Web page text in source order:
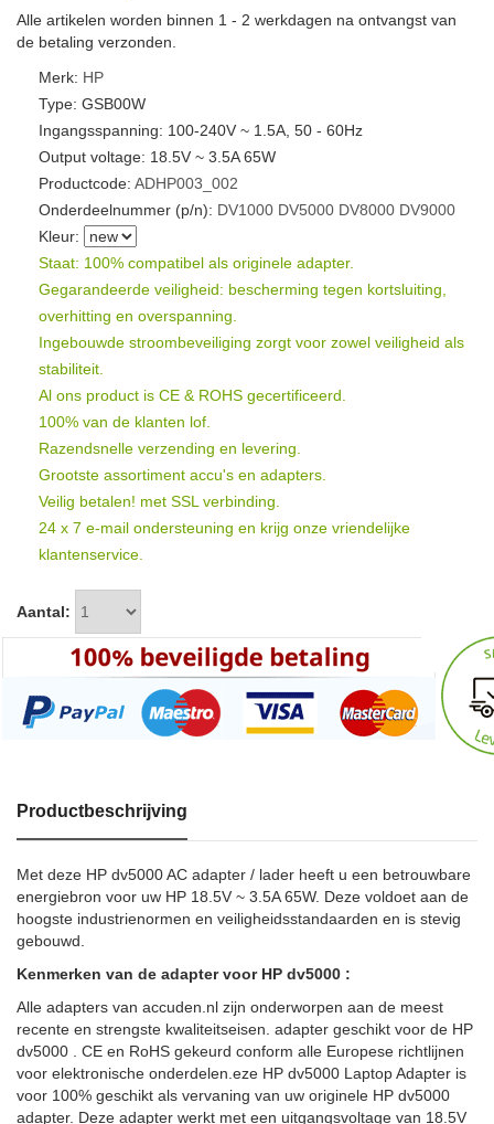
Alle artikelen worden binnen 1 - 2 werkdagen na ontvangst van
de betaling verzonden.
Merk: HP
Type: GSB00W
Ingangsspanning: 100-240V ~ 1.5A, 50 - 60Hz
Output voltage: 18.5V ~ 3.5A 65W
Productcode: ADHP003_002
Onderdeelnummer (p/n): DV1000 DV5000 DV8000 DV9000
Kleur:
Staat: 100% compatibel als originele adapter.
Gegarandeerde veiligheid: bescherming tegen kortsluiting,
overhitting en overspanning.
Ingebouwde stroombeveiliging zorgt voor zowel veiligheid als
stabiliteit.
Al ons product is CE & ROHS gecertificeerd.
100% van de klanten lof.
Razendsnelle verzending en levering.
Grootste assortiment accu's en adapters.
Veilig betalen! met SSL verbinding.
24 x 7 e-mail ondersteuning en krijg onze vriendelijke
klantenservice.
Aantal:
Productbeschrijving
Met deze HP dv5000 AC adapter / lader heeft u een betrouwbare
energiebron voor uw HP 18.5V ~ 3.5A 65W. Deze voldoet aan de
hoogste industrienormen en veiligheidsstandaarden en is stevig
gebouwd.
Kenmerken van de adapter voor HP dv5000 :
Alle adapters van accuden.nl zijn onderworpen aan de meest
recente en strengste kwaliteitseisen. adapter geschikt voor de HP
dv5000 . CE en RoHS gekeurd conform alle Europese richtlijnen
voor elektronische onderdelen.eze HP dv5000 Laptop Adapter is
voor 100% geschikt als vervaning van uw originele HP dv5000
adapter. Deze adapter werkt met een uitgangsvoltage van 18.5V